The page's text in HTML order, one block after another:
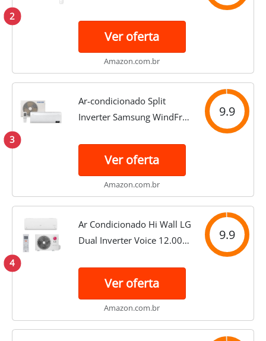
2
220V
Ver oferta
Amazon.com.br
3
Ar-condicionado Split
Inverter Samsung WindFree
BTUs Quente e Frio
AR12BSEAAWKNAZ 220V
9.9
Ver oferta
Amazon.com.br
4
Ar Condicionado Hi Wall LG
Dual Inverter Voice 12.000
32
9.9
Ver oferta
Amazon.com.br